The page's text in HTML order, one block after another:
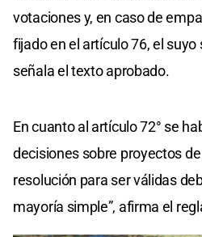
votaciones y, en caso de
fijado en el artículo 76, el suyo
señala el texto aprobado.
En cuanto al artículo 72° se
decisiones sobre proyectos
resolución para ser válidas
mayoría simple”, afirma el